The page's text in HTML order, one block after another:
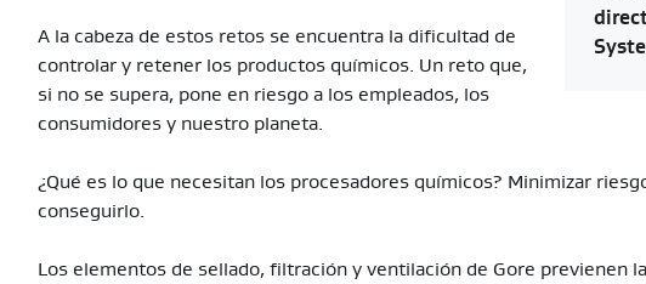
A la cabeza de estos retos se encuentra la dificultad de
controlar y retener los productos químicos. Un reto que,
si no se supera, pone en riesgo a los empleados, los
consumidores y nuestro planeta.
¿Qué es lo que necesitan los procesadores químicos? Minimizar
conseguirlo.
Los elementos de sellado, filtración y ventilación de Gore previenen